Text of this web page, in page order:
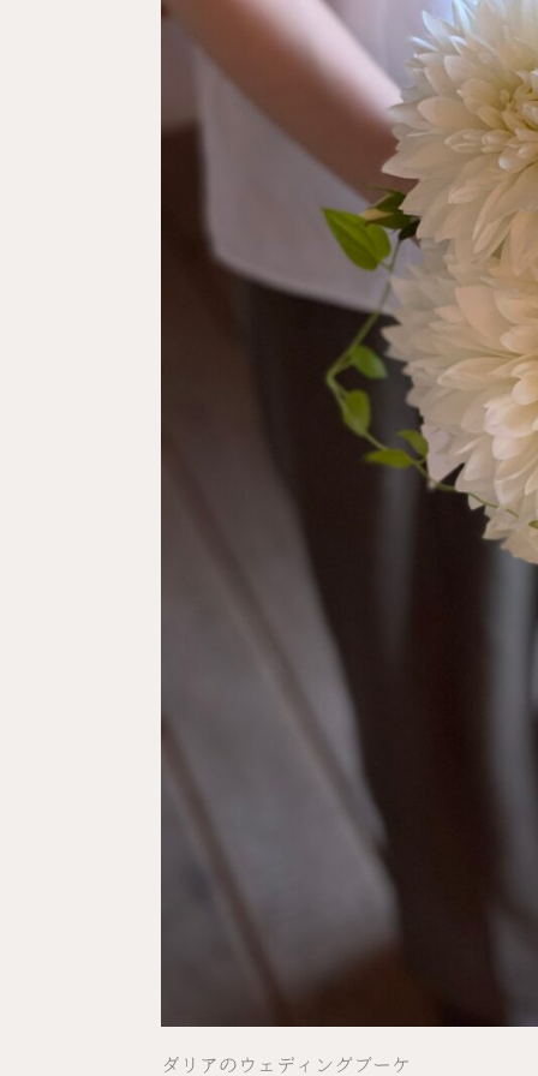
ダリアのウェディングブーケ